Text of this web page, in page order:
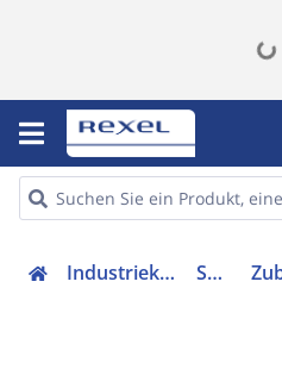
Industriekomponenten Sensorik